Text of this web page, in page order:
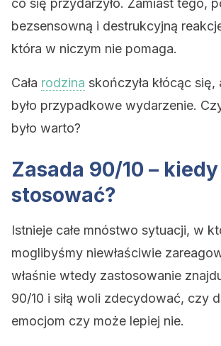
co się przydarzyło. Zamiast tego,
bezsensowną i destrukcyjną
która w niczym nie pomaga.
Cała rodzina skończyła kłócąc
było przypadkowe wydarzenie.
było warto?
Zasada 90/10 –
stosować?
Istnieje całe mnóstwo sytuacji, w
moglibyśmy niewłaściwie
właśnie wtedy zastosowanie
90/10 i siłą woli zdecydować, czy
emocjom czy może lepiej nie.